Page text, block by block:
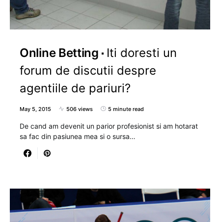
Online Betting
Iti doresti un
forum de discutii despre
agentiile de pariuri?
May 5, 2015 506 views 5 minute read
De cand am devenit un parior profesionist si am hotarat
sa fac din pasiunea mea si o sursa…